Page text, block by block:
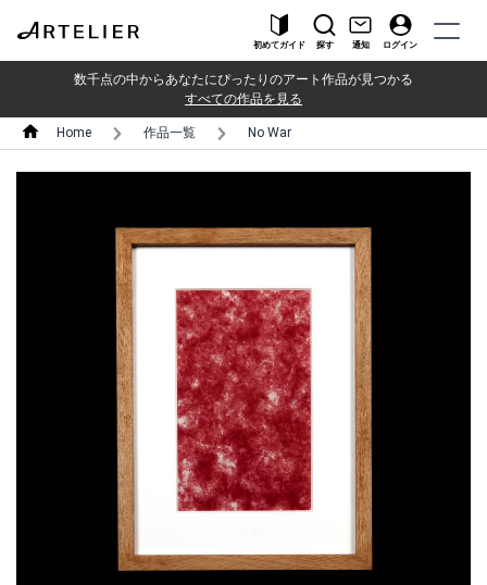
初めてガイド 探す 通知 ログイン
数千点の中からあなたにぴったりのアート作品が見つかる
すべての作品を見る
Home 作品一覧 No War